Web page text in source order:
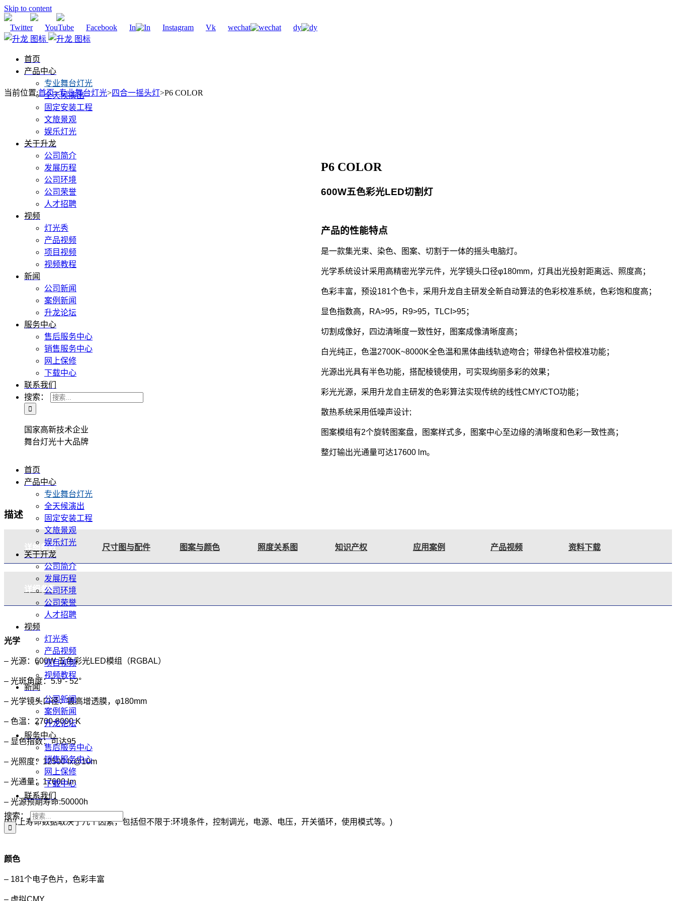
Skip to content
Twitter YouTube Facebook In Instagram Vk wechat dy
首页
产品中心
专业舞台灯光
全天候演出
固定安装工程
文旅景观
娱乐灯光
关于升龙
公司简介
发展历程
公司环境
公司荣誉
人才招聘
视频
灯光秀
产品视频
项目视频
视频教程
新闻
公司新闻
案例新闻
升龙论坛
服务中心
售后服务中心
销售服务中心
网上保修
下载中心
联系我们
搜索：
国家高新技术企业
舞台灯光十大品牌
首页
产品中心
专业舞台灯光
全天候演出
固定安装工程
文旅景观
娱乐灯光
关于升龙
公司简介
发展历程
公司环境
公司荣誉
人才招聘
视频
灯光秀
产品视频
项目视频
视频教程
新闻
公司新闻
案例新闻
升龙论坛
服务中心
售后服务中心
销售服务中心
网上保修
下载中心
联系我们
搜索：
当前位置:首页>专业舞台灯光>四合一摇头灯>P6 COLOR
P6 COLOR
600W五色彩光LED切割灯
产品的性能特点
是一款集光束、染色、图案、切割于一体的摇头电脑灯。
光学系统设计采用高精密光学元件，光学镜头口径φ180mm，灯具出光投射距离远、照度高；
色彩丰富，预设181个色卡，采用升龙自主研发全新自动算法的色彩校准系统，色彩饱和度高；
显色指数高，RA>95，R9>95，TLCI>95；
切割成像好，四边清晰度一致性好，图案成像清晰度高；
白光纯正，色温2700K~8000K全色温和黑体曲线轨迹吻合；带绿色补偿校准功能；
光源出光具有半色功能，搭配棱镜使用，可实现绚丽多彩的效果；
彩光光源，采用升龙自主研发的色彩算法实现传统的线性CMY/CTO功能；
散热系统采用低噪声设计;
图案模组有2个旋转图案盘，图案样式多，图案中心至边缘的清晰度和色彩一致性高；
整灯输出光通量可达17600 lm。
描述
详细参数 尺寸图与配件 图案与颜色 照度关系图 知识产权 应用案例 产品视频 资料下载
详细参数
光学
– 光源：600W 五色彩光LED模组（RGBAL）
– 光斑角度：5.9°- 52°
– 光学镜头口径：镀高增透膜，φ180mm
– 色温：2700-8000 K
– 显色指数：可达95
– 光照度：12500 lx@10m
– 光通量：17600 lm
– 光源预期寿命:50000h
(*以上寿命数据取决于几个因素，包括但不限于:环境条件，控制调光，电源、电压，开关循环，使用模式等。)
颜色
– 181个电子色片，色彩丰富
– 虚拟CMY